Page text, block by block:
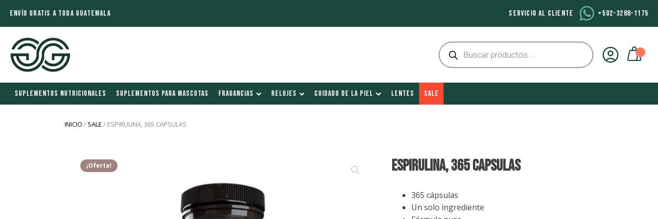
ENVÍO GRATIS A TODA GUATEMALA SERVICIO AL CLIENTE +502-3288-1175
Búsqueda
de
productos
SUPLEMENTOS NUTRICIONALES SUPLEMENTOS PARA MASCOTAS FRAGANCIAS RELOJES CUIDADO DE LA PIEL LENTES SALE
INICIO / SALE / ESPIRULINA, 365 CAPSULAS
¡Oferta! ESPIRULINA, 365 Capsulas
365 cápsulas
Un solo ingrediente